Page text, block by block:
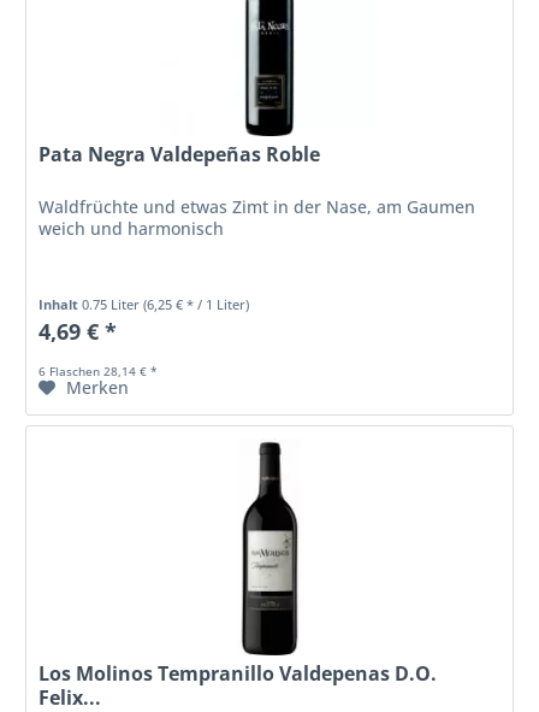
Pata Negra Valdepeñas Roble
Waldfrüchte und etwas Zimt in der Nase, am Gaumen
weich und harmonisch
Inhalt0.75 Liter(6,25 € * / 1 Liter)
4,69 € *
6 Flaschen 28,14 € *
Merken
Los Molinos Tempranillo Valdepenas D.O.
Felix...